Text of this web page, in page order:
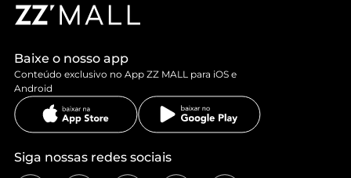
Baixe o nosso app
Conteúdo exclusivo no App ZZ MALL para iOS e
Android
Siga nossas redes sociais